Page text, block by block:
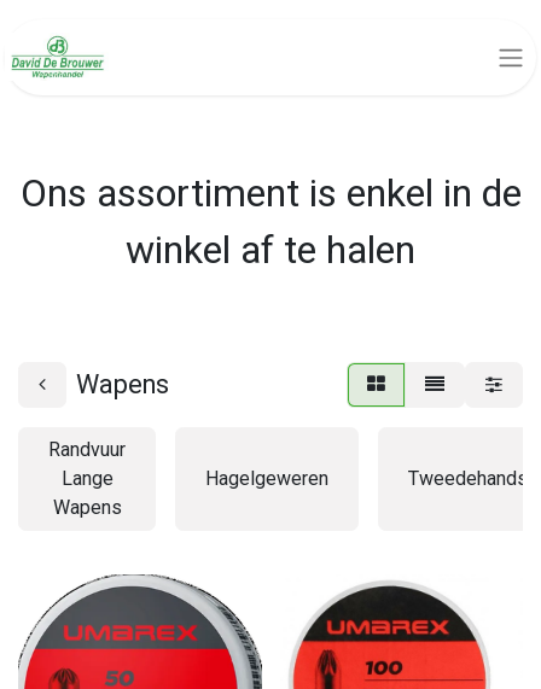
Ons assortiment is enkel in de
winkel af te halen
Wapens
Randvuur
Lange
Wapens
Hagelgeweren